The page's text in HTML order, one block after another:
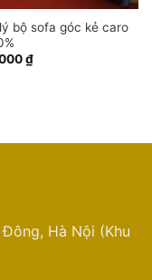
bộ sofa góc kẻ caro
₫
Hà Nội (Khu